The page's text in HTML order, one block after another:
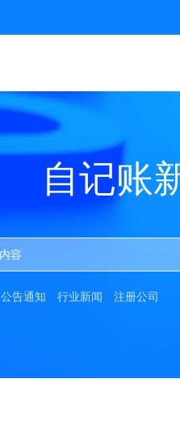
自记账
公告通知 行业新闻 注册公司